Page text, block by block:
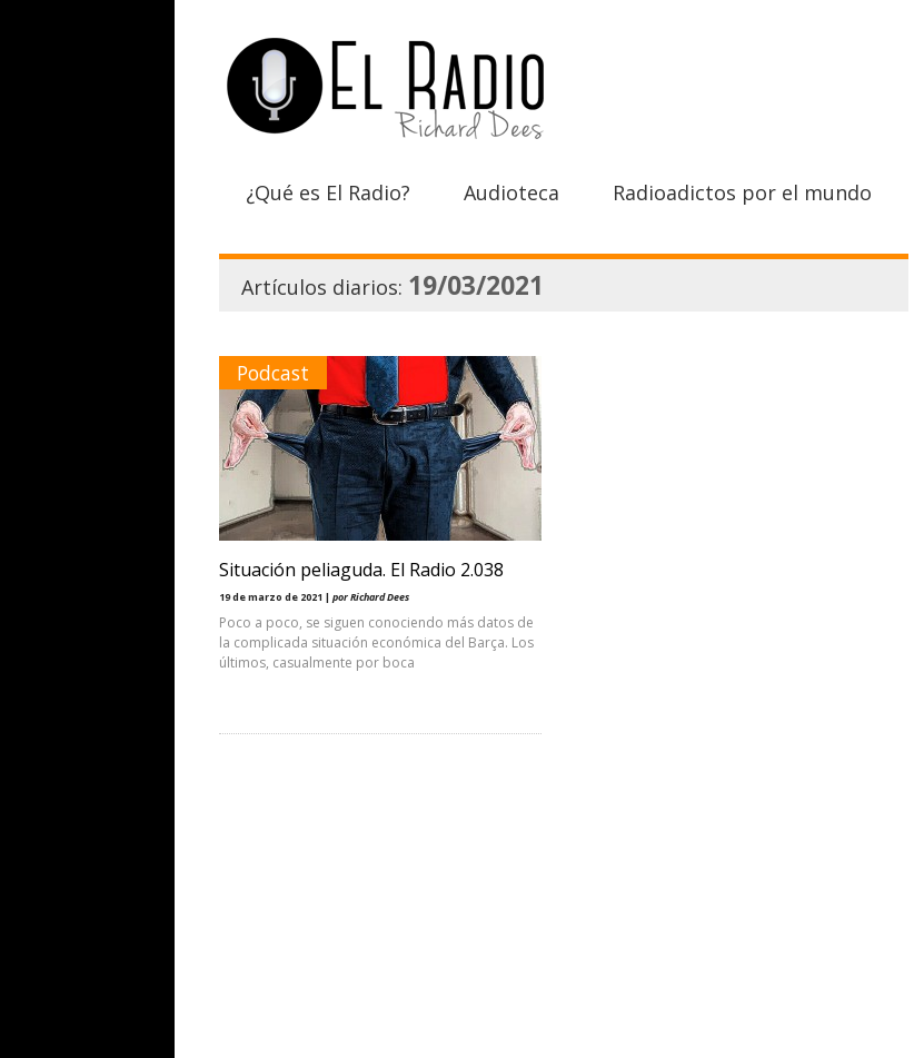
¿Qué es El Radio? Audioteca Radioadictos por el mundo
Artículos diarios: 19/03/2021
Podcast
Situación peliaguda. El Radio 2.038
19 de marzo de 2021 | por Richard Dees
Poco a poco, se siguen conociendo más datos de
la complicada situación económica del Barça. Los
últimos, casualmente por boca